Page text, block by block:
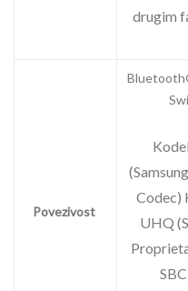
drugim
Povezivost
Codec)
UHQ